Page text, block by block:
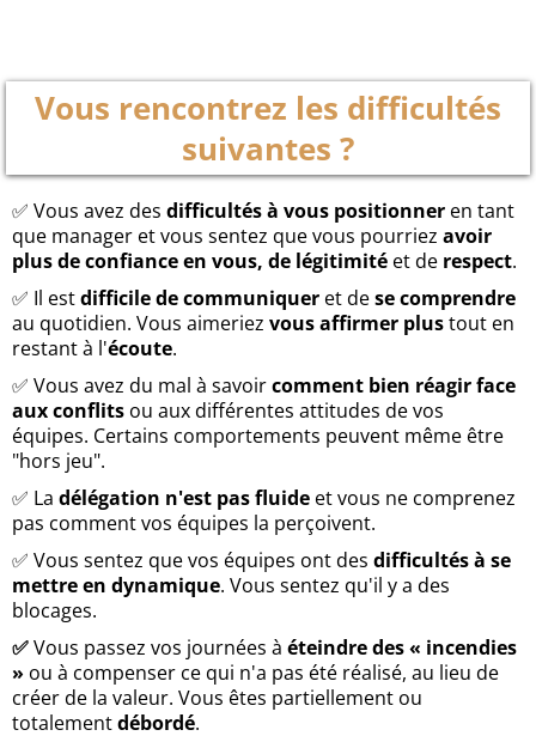
Vous rencontrez les difficultés
suivantes ?
✅ Vous avez des difficultés à vous positionner en tant
que manager et vous sentez que vous pourriez avoir
plus de confiance en vous, de légitimité et de respect.
✅ Il estdifficile de communiquer et dese comprendre
au quotidien. Vous aimeriez vous affirmer plustout en
restant à l'écoute.
✅ Vous avez du mal à savoircomment bien réagir face
aux conflits ou aux différentes attitudes de vos
équipes. Certains comportements peuvent même être
"hors jeu".
✅ La délégation n'est pas fluide et vous ne comprenez
pas comment vos équipes la perçoivent.
✅ Vous sentez que vos équipes ont des difficultés à se
mettre en dynamique. Vous sentez qu'il y a des
blocages.
✅Vous passez vos journées à éteindre des « incendies
» ou à compenser ce qui n'a pas été réalisé, au lieu de
créer de la valeur. Vous êtes partiellement ou
totalementdébordé.